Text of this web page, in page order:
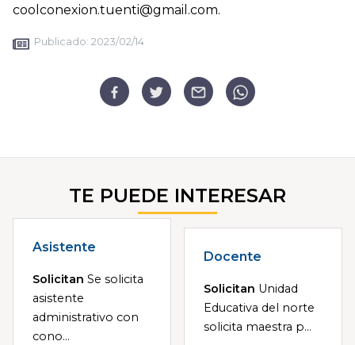
coolconexion.tuenti@gmail.com.
Publicado: 2023/02/14
TE PUEDE INTERESAR
Asistente
Solicitan Se solicita
asistente
administrativo con
cono...
Docente
Solicitan Unidad
Educativa del norte
solicita maestra p...